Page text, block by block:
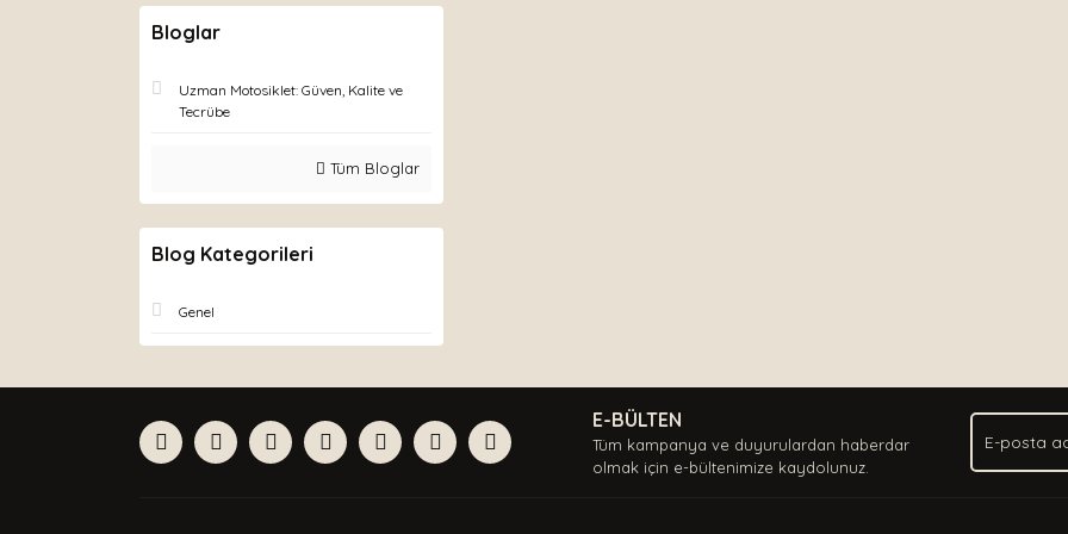
Bloglar
Uzman Motosiklet: Güven, Kalite ve
Tecrübe
Tüm Bloglar
Blog Kategorileri
Genel
E-BÜLTEN
Tüm kampanya ve duyurulardan haberdar
olmak için e-bültenimize kaydolunuz.